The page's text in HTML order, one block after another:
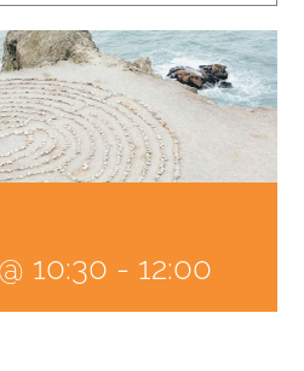
10:30 - 12:00